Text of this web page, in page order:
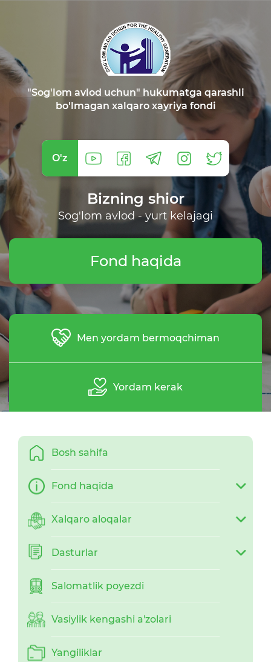
"Sog'lom avlod uchun" hukumatga qarashli
bo'lmagan xalqaro xayriya fondi
O'z
Bizning shior
Sog'lom avlod - yurt kelajagi
Fond haqida
Men yordam bermoqchiman
Yordam kerak
Bosh sahifa
Fond haqida
Xalqaro aloqalar
Dasturlar
Salomatlik poyezdi
Vasiylik kengashi a'zolari
Yangiliklar